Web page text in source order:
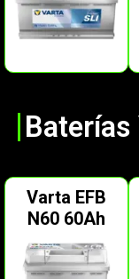
Baterías
Varta EFB
N60 60Ah